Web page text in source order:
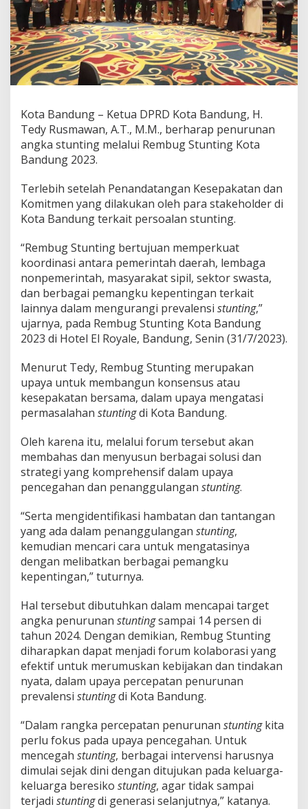
m
a
,
T
e
d
y
s
m
a
H
a
r
S
t
u
n
i
n
g
i
B
a
n
d
n
T
e
r
a
g
g
u
l
g
i
Kota Bandung – Ketua DPRD Kota Bandung, H.
Tedy Rusmawan, A.T., M.M., berharap penurunan
angka stunting melalui Rembug Stunting Kota
Bandung 2023.
Terlebih setelah Penandatangan Kesepakatan dan
Komitmen yang dilakukan oleh para stakeholder di
Kota Bandung terkait persoalan stunting.
“Rembug Stunting bertujuan memperkuat
koordinasi antara pemerintah daerah, lembaga
nonpemerintah, masyarakat sipil, sektor swasta,
dan berbagai pemangku kepentingan terkait
lainnya dalam mengurangi prevalensi stunting,”
ujarnya, pada Rembug Stunting Kota Bandung
2023 di Hotel El Royale, Bandung, Senin (31/7/2023).
Menurut Tedy, Rembug Stunting merupakan
upaya untuk membangun konsensus atau
kesepakatan bersama, dalam upaya mengatasi
permasalahan stuntingdi Kota Bandung.
Oleh karena itu, melalui forum tersebut akan
membahas dan menyusun berbagai solusi dan
strategi yang komprehensif dalam upaya
pencegahan dan penanggulangan stunting.
“Serta mengidentifikasi hambatan dan tantangan
yang ada dalam penanggulangan stunting,
kemudian mencari cara untuk mengatasinya
dengan melibatkan berbagai pemangku
kepentingan,” tuturnya.
Hal tersebut dibutuhkan dalam mencapai target
angka penurunan stuntingsampai 14 persen di
tahun 2024. Dengan demikian, Rembug Stunting
diharapkan dapat menjadi forum kolaborasi yang
efektif untuk merumuskan kebijakan dan tindakan
nyata, dalam upaya percepatan penurunan
prevalensi stuntingdi Kota Bandung.
“Dalam rangka percepatan penurunan stuntingkita
perlu fokus pada upaya pencegahan. Untuk
mencegah stunting, berbagai intervensi harusnya
dimulai sejak dini dengan ditujukan pada keluarga-
keluarga beresiko stunting, agar tidak sampai
terjadi stuntingdi generasi selanjutnya,” katanya.